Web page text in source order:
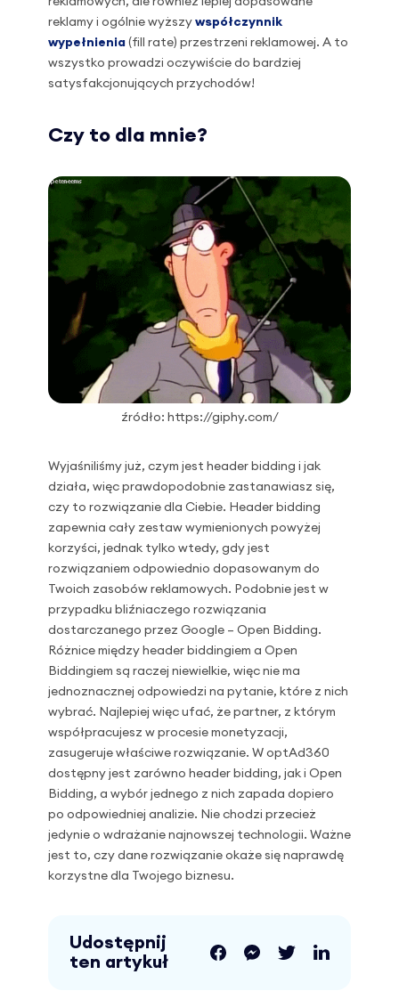
reklamy i ogólnie wyższy współczynnik
wypełnienia (fill rate) przestrzeni reklamowej. A to
wszystko prowadzi oczywiście do bardziej
satysfakcjonujących przychodów!
Czy to dla mnie?
źródło: https://giphy.com/
Wyjaśniliśmy już, czym jest header bidding i jak
działa, więc prawdopodobnie zastanawiasz się,
czy to rozwiązanie dla Ciebie. Header bidding
zapewnia cały zestaw wymienionych powyżej
korzyści, jednak tylko wtedy, gdy jest
rozwiązaniem odpowiednio dopasowanym do
Twoich zasobów reklamowych. Podobnie jest w
przypadku bliźniaczego rozwiązania
dostarczanego przez Google – Open Bidding.
Różnice między header biddingiem a Open
Biddingiem są raczej niewielkie, więc nie ma
jednoznacznej odpowiedzi na pytanie, które z nich
wybrać. Najlepiej więc ufać, że partner, z którym
współpracujesz w procesie monetyzacji,
zasugeruje właściwe rozwiązanie. W optAd360
dostępny jest zarówno header bidding, jak i Open
Bidding, a wybór jednego z nich zapada dopiero
po odpowiedniej analizie. Nie chodzi przecież
jedynie o wdrażanie najnowszej technologii. Ważne
jest to, czy dane rozwiązanie okaże się naprawdę
korzystne dla Twojego biznesu.
Udostępnij
ten artykuł